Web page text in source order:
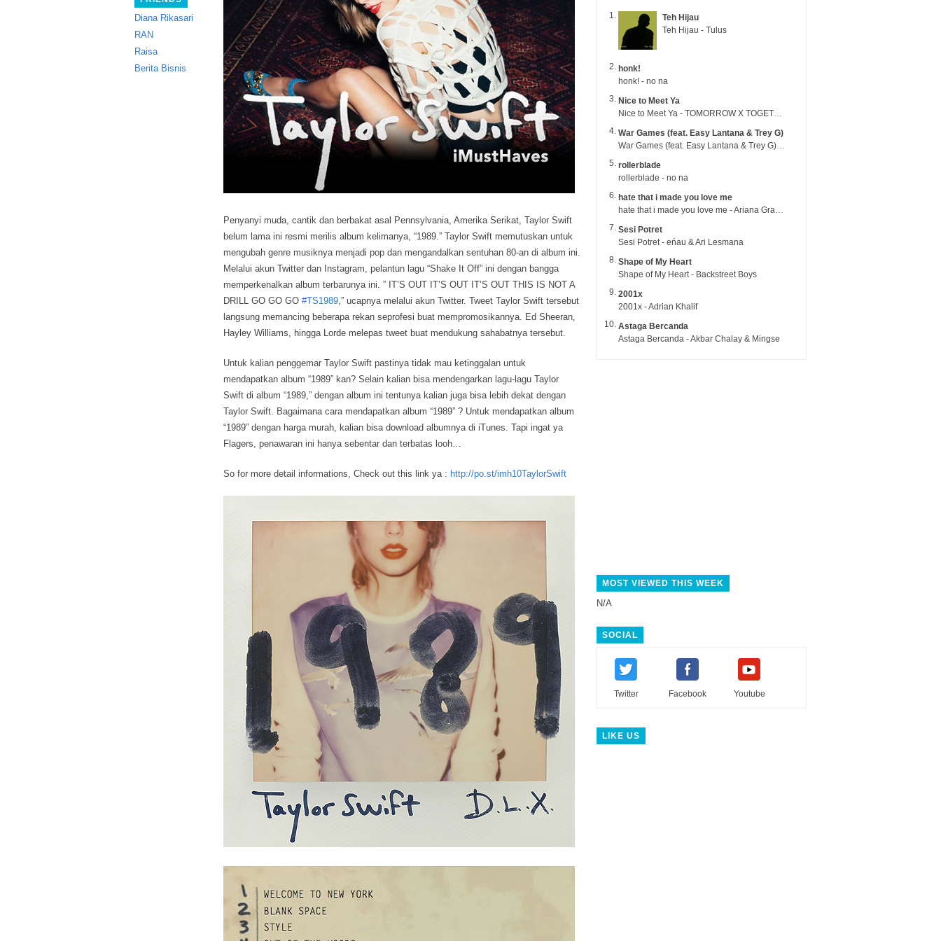
Diana Rikasari
RAN
Raisa
Berita Bisnis
Penyanyi muda, cantik dan berbakat asal Pennsylvania, Amerika Serikat, Taylor Swift
belum lama ini resmi merilis album kelimanya, “1989.” Taylor Swift memutuskan untuk
mengubah genre musiknya menjadi pop dan mengandalkan sentuhan 80-an di album ini.
Melalui akun Twitter dan Instagram, pelantun lagu “Shake It Off” ini dengan bangga
memperkenalkan album terbarunya ini. ” IT’S OUT IT’S OUT IT’S OUT THIS IS NOT A
DRILL GO GO GO #TS1989,” ucapnya melalui akun Twitter. Tweet Taylor Swift tersebut
langsung memancing beberapa rekan seprofesi buat mempromosikannya. Ed Sheeran,
Hayley Williams, hingga Lorde melepas tweet buat mendukung sahabatnya tersebut.
Untuk kalian penggemar Taylor Swift pastinya tidak mau ketinggalan untuk
mendapatkan album “1989” kan? Selain kalian bisa mendengarkan lagu-lagu Taylor
Swift di album “1989,” dengan album ini tentunya kalian juga bisa lebih dekat dengan
Taylor Swift. Bagaimana cara mendapatkan album “1989” ? Untuk mendapatkan album
“1989” dengan harga murah, kalian bisa download albumnya di iTunes. Tapi ingat ya
Flagers, penawaran ini hanya sebentar dan terbatas looh…
So for more detail informations, Check out this link ya : http://po.st/imh10TaylorSwift
Teh Hijau
Teh Hijau - Tulus
honk!
honk! - no na
Nice to Meet Ya
Nice to Meet Ya - TOMORROW X TOGETHER
War Games (feat. Easy Lantana & Trey G)
War Games (feat. Easy Lantana & Trey G) - Trub
rollerblade
rollerblade - no na
hate that i made you love me
hate that i made you love me - Ariana Grande
Sesi Potret
Sesi Potret - eńau & Ari Lesmana
Shape of My Heart
Shape of My Heart - Backstreet Boys
2001x
2001x - Adrian Khalif
Astaga Bercanda
Astaga Bercanda - Akbar Chalay & Mingse
MOST VIEWED THIS WEEK
N/A
SOCIAL
Twitter Facebook Youtube
LIKE US